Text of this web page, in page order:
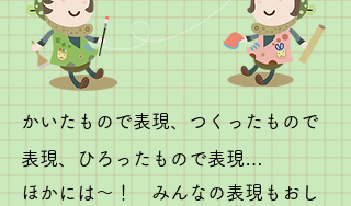
かいたもので表現、つくったもので
表現、ひろったもので表現…
ほかには〜！ みんなの表現もおし